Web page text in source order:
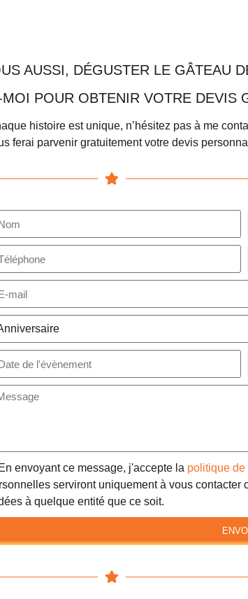
AUSSI, DÉGUSTER LE GÂTEAU
POUR OBTENIR VOTRE DEVIS
histoire est unique, n’hésitez pas à me
ferai parvenir gratuitement votre devis
En envoyant ce message, j'accepte la politique
serviront uniquement à vous
à quelque entité que ce soit.